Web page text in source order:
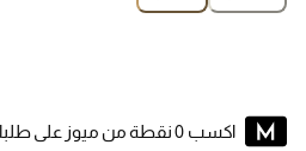
اكسب 0 نقطة من ميوز على طلبك -